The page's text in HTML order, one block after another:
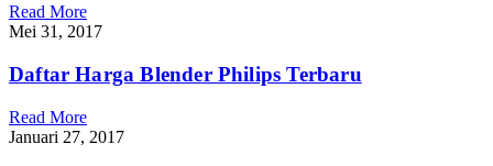
Read More
Mei 31, 2017
Daftar Harga Blender Philips Terbaru
Read More
Januari 27, 2017